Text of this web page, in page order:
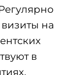
на
в